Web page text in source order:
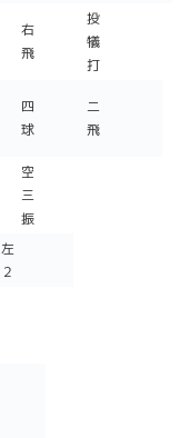
右
飛
投
犠
打
四
球
二
飛
空
三
振
左
２